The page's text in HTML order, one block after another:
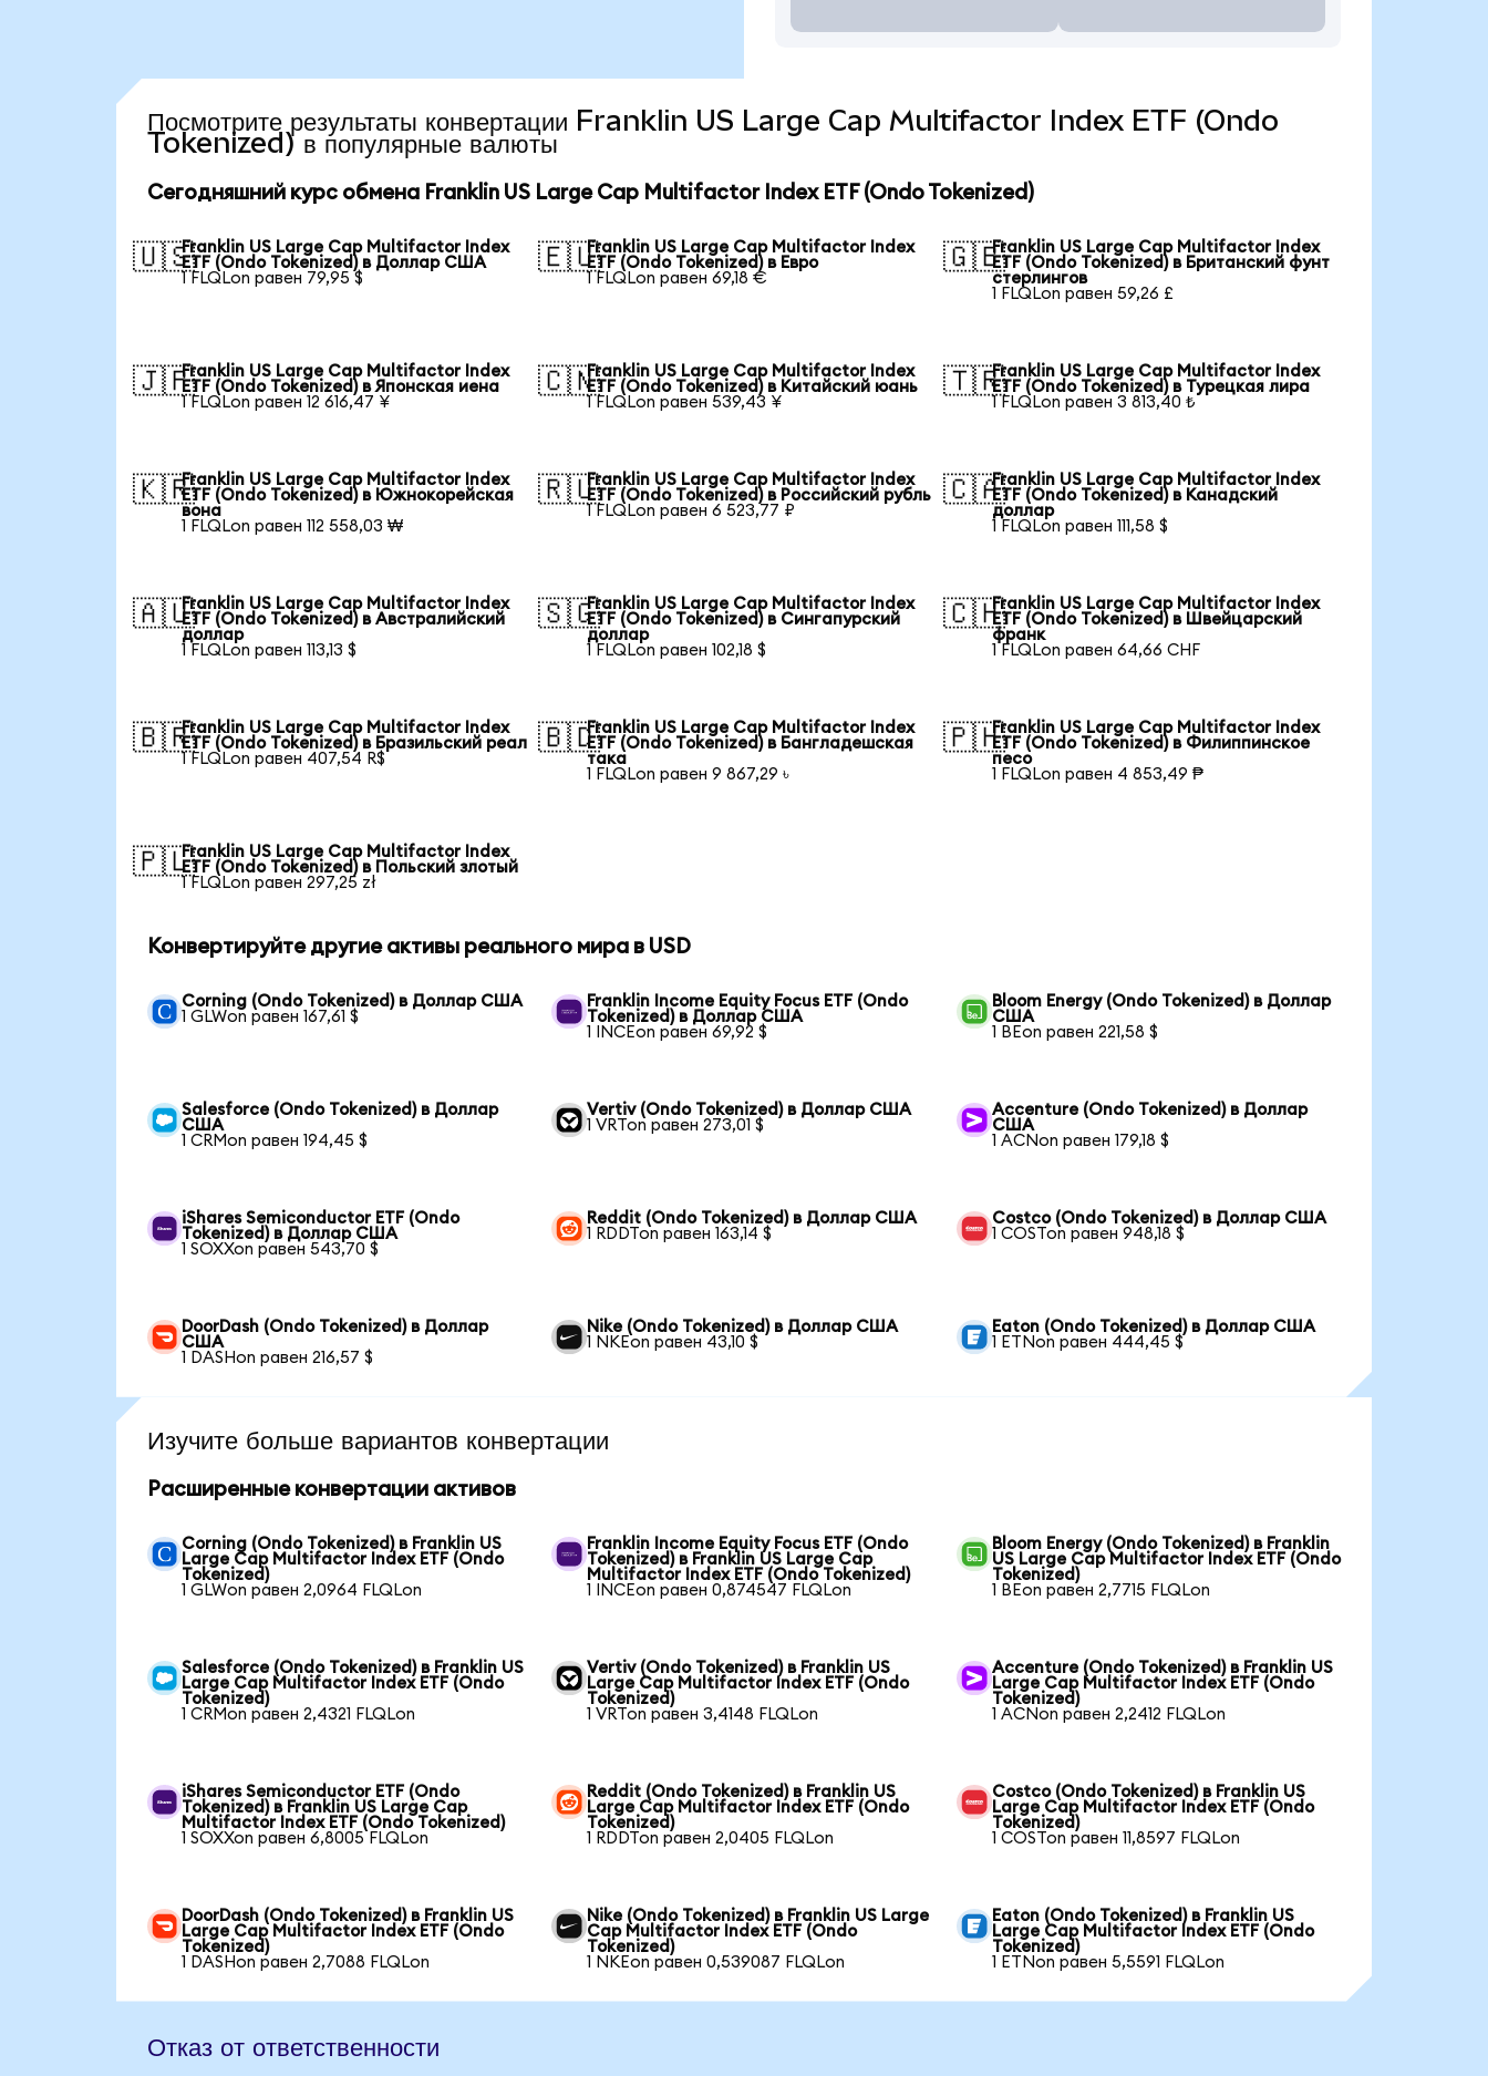
Посмотрите результаты конвертации Franklin US Large Cap Multifactor Index ETF (Ondo
Tokenized) в популярные валюты
Сегодняшний курс обмена Franklin US Large Cap Multifactor Index ETF (Ondo Tokenized)
🇺🇸Franklin US Large Cap Multifactor Index
ETF (Ondo Tokenized) в Доллар США
1 FLQLon равен 79,95 $
🇪🇺Franklin US Large Cap Multifactor Index
ETF (Ondo Tokenized) в Евро
1 FLQLon равен 69,18 €
🇬🇧Franklin US Large Cap Multifactor Index
ETF (Ondo Tokenized) в Британский фунт
стерлингов
1 FLQLon равен 59,26 £
🇯🇵Franklin US Large Cap Multifactor Index
ETF (Ondo Tokenized) в Японская иена
1 FLQLon равен 12 616,47 ¥
🇨🇳Franklin US Large Cap Multifactor Index
ETF (Ondo Tokenized) в Китайский юань
1 FLQLon равен 539,43 ¥
🇹🇷Franklin US Large Cap Multifactor Index
ETF (Ondo Tokenized) в Турецкая лира
1 FLQLon равен 3 813,40 ₺
🇰🇷Franklin US Large Cap Multifactor Index
ETF (Ondo Tokenized) в Южнокорейская
вона
1 FLQLon равен 112 558,03 ₩
🇷🇺Franklin US Large Cap Multifactor Index
ETF (Ondo Tokenized) в Российский рубль
1 FLQLon равен 6 523,77 ₽
🇨🇦Franklin US Large Cap Multifactor Index
ETF (Ondo Tokenized) в Канадский
доллар
1 FLQLon равен 111,58 $
🇦🇺Franklin US Large Cap Multifactor Index
ETF (Ondo Tokenized) в Австралийский
доллар
1 FLQLon равен 113,13 $
🇸🇬Franklin US Large Cap Multifactor Index
ETF (Ondo Tokenized) в Сингапурский
доллар
1 FLQLon равен 102,18 $
🇨🇭Franklin US Large Cap Multifactor Index
ETF (Ondo Tokenized) в Швейцарский
франк
1 FLQLon равен 64,66 CHF
🇧🇷Franklin US Large Cap Multifactor Index
ETF (Ondo Tokenized) в Бразильский реал
1 FLQLon равен 407,54 R$
🇧🇩Franklin US Large Cap Multifactor Index
ETF (Ondo Tokenized) в Бангладешская
така
1 FLQLon равен 9 867,29 ৳
🇵🇭Franklin US Large Cap Multifactor Index
ETF (Ondo Tokenized) в Филиппинское
песо
1 FLQLon равен 4 853,49 ₱
🇵🇱Franklin US Large Cap Multifactor Index
ETF (Ondo Tokenized) в Польский злотый
1 FLQLon равен 297,25 zł
Конвертируйте другие активы реального мира в USD
Corning (Ondo Tokenized) в Доллар США
1 GLWon равен 167,61 $
Franklin Income Equity Focus ETF (Ondo
Tokenized) в Доллар США
1 INCEon равен 69,92 $
Bloom Energy (Ondo Tokenized) в Доллар
США
1 BEon равен 221,58 $
Salesforce (Ondo Tokenized) в Доллар
США
1 CRMon равен 194,45 $
Vertiv (Ondo Tokenized) в Доллар США
1 VRTon равен 273,01 $
Accenture (Ondo Tokenized) в Доллар
США
1 ACNon равен 179,18 $
iShares Semiconductor ETF (Ondo
Tokenized) в Доллар США
1 SOXXon равен 543,70 $
Reddit (Ondo Tokenized) в Доллар США
1 RDDTon равен 163,14 $
Costco (Ondo Tokenized) в Доллар США
1 COSTon равен 948,18 $
DoorDash (Ondo Tokenized) в Доллар
США
1 DASHon равен 216,57 $
Nike (Ondo Tokenized) в Доллар США
1 NKEon равен 43,10 $
Eaton (Ondo Tokenized) в Доллар США
1 ETNon равен 444,45 $
Изучите больше вариантов конвертации
Расширенные конвертации активов
Corning (Ondo Tokenized) в Franklin US
Large Cap Multifactor Index ETF (Ondo
Tokenized)
1 GLWon равен 2,0964 FLQLon
Franklin Income Equity Focus ETF (Ondo
Tokenized) в Franklin US Large Cap
Multifactor Index ETF (Ondo Tokenized)
1 INCEon равен 0,874547 FLQLon
Bloom Energy (Ondo Tokenized) в Franklin
US Large Cap Multifactor Index ETF (Ondo
Tokenized)
1 BEon равен 2,7715 FLQLon
Salesforce (Ondo Tokenized) в Franklin US
Large Cap Multifactor Index ETF (Ondo
Tokenized)
1 CRMon равен 2,4321 FLQLon
Vertiv (Ondo Tokenized) в Franklin US
Large Cap Multifactor Index ETF (Ondo
Tokenized)
1 VRTon равен 3,4148 FLQLon
Accenture (Ondo Tokenized) в Franklin US
Large Cap Multifactor Index ETF (Ondo
Tokenized)
1 ACNon равен 2,2412 FLQLon
iShares Semiconductor ETF (Ondo
Tokenized) в Franklin US Large Cap
Multifactor Index ETF (Ondo Tokenized)
1 SOXXon равен 6,8005 FLQLon
Reddit (Ondo Tokenized) в Franklin US
Large Cap Multifactor Index ETF (Ondo
Tokenized)
1 RDDTon равен 2,0405 FLQLon
Costco (Ondo Tokenized) в Franklin US
Large Cap Multifactor Index ETF (Ondo
Tokenized)
1 COSTon равен 11,8597 FLQLon
DoorDash (Ondo Tokenized) в Franklin US
Large Cap Multifactor Index ETF (Ondo
Tokenized)
1 DASHon равен 2,7088 FLQLon
Nike (Ondo Tokenized) в Franklin US Large
Cap Multifactor Index ETF (Ondo
Tokenized)
1 NKEon равен 0,539087 FLQLon
Eaton (Ondo Tokenized) в Franklin US
Large Cap Multifactor Index ETF (Ondo
Tokenized)
1 ETNon равен 5,5591 FLQLon
Отказ от ответственности